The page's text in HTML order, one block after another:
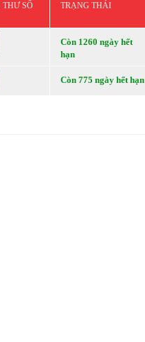
THƯ SỐ TRẠNG THÁI
Còn 1260 ngày hết
hạn
Còn 775 ngày hết hạn